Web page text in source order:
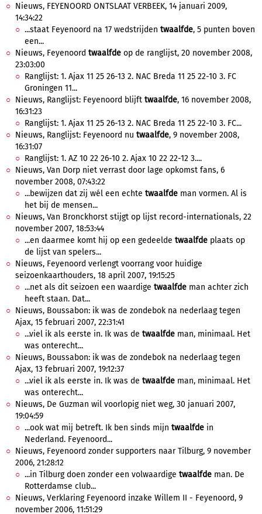
Nieuws, FEYENOORD ONTSLAAT VERBEEK, 14 januari 2009,
14:34:22
...staat Feyenoord na 17 wedstrijden twaalfde, 5 punten boven
een...
Nieuws, Feyenoord twaalfde op de ranglijst, 20 november 2008,
23:03:00
Ranglijst: 1. Ajax 11 25 26-13 2. NAC Breda 11 25 22-10 3. FC
Groningen 11...
Nieuws, Ranglijst: Feyenoord blijft twaalfde, 16 november 2008,
16:31:23
Ranglijst: 1. Ajax 11 25 26-13 2. NAC Breda 11 25 22-10 3. FC...
Nieuws, Ranglijst: Feyenoord nu twaalfde, 9 november 2008,
16:31:07
Ranglijst: 1. AZ 10 22 26-10 2. Ajax 10 22 22-12 3....
Nieuws, Van Dorp niet verrast door lage opkomst fans, 6
november 2008, 07:43:22
...bewijzen dat zij wél een echte twaalfde man vormen. Al is
het bij de mensen...
Nieuws, Van Bronckhorst stijgt op lijst record-internationals, 22
november 2007, 18:53:44
...en daarmee komt hij op een gedeelde twaalfde plaats op
de lijst van spelers...
Nieuws, Feyenoord verlengt voorrang voor huidige
seizoenkaarthouders, 18 april 2007, 19:15:25
...net als dit seizoen een waardige twaalfde man achter zich
heeft staan. Dat...
Nieuws, Boussabon: ik was de zondebok na nederlaag tegen
Ajax, 15 februari 2007, 22:31:41
...viel ik als eerste in. Ik was de twaalfde man, minimaal. Het
was onterecht...
Nieuws, Boussabon: ik was de zondebok na nederlaag tegen
Ajax, 13 februari 2007, 19:12:37
...viel ik als eerste in. Ik was de twaalfde man, minimaal. Het
was onterecht...
Nieuws, De Guzman wil voorlopig niet weg, 30 januari 2007,
19:04:59
...ook wat mij betreft. Ik ben sinds mijn twaalfde in
Nederland. Feyenoord...
Nieuws, Feyenoord zonder supporters naar Tilburg, 9 november
2006, 21:28:12
...in Tilburg doen zonder een volwaardige twaalfde man. De
Rotterdamse club...
Nieuws, Verklaring Feyenoord inzake Willem II - Feyenoord, 9
november 2006, 11:51:29